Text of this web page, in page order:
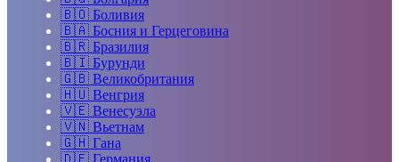
🇧🇴 Боливия
🇧🇦 Босния и Герцеговина
🇧🇷 Бразилия
🇧🇮 Бурунди
🇬🇧 Великобритания
🇭🇺 Венгрия
🇻🇪 Венесуэла
🇻🇳 Вьетнам
🇬🇭 Гана
🇩🇪 Германия